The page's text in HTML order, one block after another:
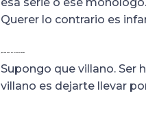
Querer lo contrario es
¿Es más fácil ser villano o héroe?
Supongo que villano. Ser
villano es dejarte llevar